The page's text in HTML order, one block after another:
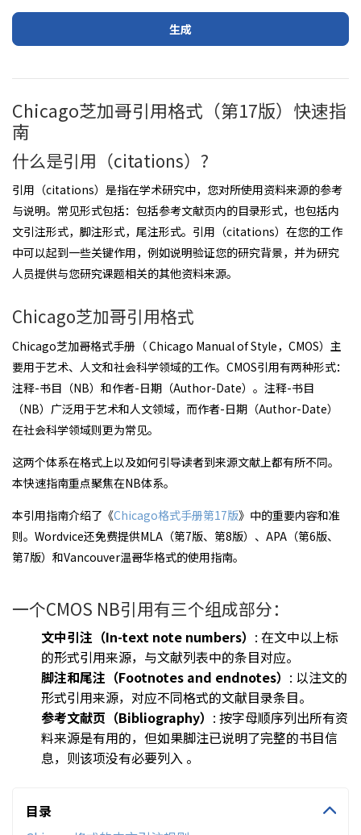
生成
Chicago芝加哥引用格式（第17版）快速指
南
什么是引用（citations）?
引用（citations）是指在学术研究中，您对所使用资料来源的参考
与说明。常见形式包括：包括参考文献页内的目录形式，也包括内
文引注形式，脚注形式，尾注形式。引用（citations）在您的工作
中可以起到一些关键作用，例如说明验证您的研究背景，并为研究
人员提供与您研究课题相关的其他资料来源。
Chicago芝加哥引用格式
Chicago芝加哥格式手册（ Chicago Manual of Style，CMOS）主
要用于艺术、人文和社会科学领域的工作。CMOS引用有两种形式：
注释-书目（NB）和作者-日期（Author-Date）。注释-书目
（NB）广泛用于艺术和人文领域，而作者-日期（Author-Date）
在社会科学领域则更为常见。
这两个体系在格式上以及如何引导读者到来源文献上都有所不同。
本快速指南重点聚焦在NB体系。
本引用指南介绍了《Chicago格式手册第17版》中的重要内容和准
则。Wordvice还免费提供MLA（第7版、第8版）、APA（第6版、
第7版）和Vancouver温哥华格式的使用指南。
一个CMOS NB引用有三个组成部分：
文中引注（In-text note numbers） : 在文中以上标
的形式引用来源，与文献列表中的条目对应。
脚注和尾注（Footnotes and endnotes） : 以注文的
形式引用来源，对应不同格式的文献目录条目。
参考文献页（Bibliography） : 按字母顺序列出所有资
料来源是有用的，但如果脚注已说明了完整的书目信
息，则该项没有必要列入 。
目录